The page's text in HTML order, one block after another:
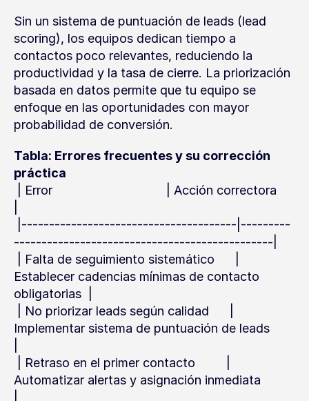
Sin un sistema de puntuación de leads (lead
scoring), los equipos dedican tiempo a
contactos poco relevantes, reduciendo la
productividad y la tasa de cierre. La priorización
basada en datos permite que tu equipo se
enfoque en las oportunidades con mayor
probabilidad de conversión.
Tabla: Errores frecuentes y su corrección
práctica
-----------------------------------------------|
Establecer cadencias mínimas de contacto
obligatorias  |
Implementar sistema de puntuación de leads
Automatizar alertas y asignación inmediata